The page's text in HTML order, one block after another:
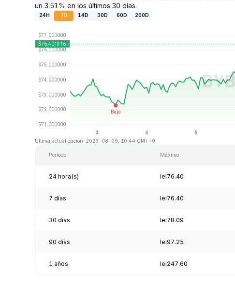
un 3.51% en los últimos 30 días.
24H 7D 14D 30D 60D 200D
Última actualización: 2026-08-09, 10:44 GMT+0
Período Máximo
24 hora(s) lei76.40
7 días lei76.40
30 días lei78.09
90 días lei97.25
1 años lei247.60